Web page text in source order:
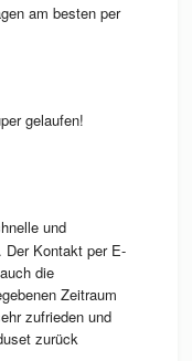
am besten per
gelaufen!
und
Kontakt per E-
die
Zeitraum
zufrieden und
zurück